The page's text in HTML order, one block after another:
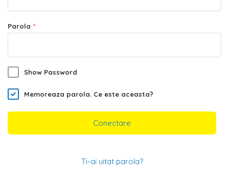
Parola
Show Password
Memoreaza parola. Ce este aceasta?
Conectare
Ti-ai uitat parola?